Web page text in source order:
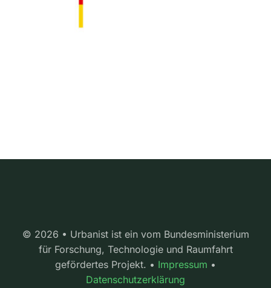
© 2026 • Urbanist ist ein vom Bundesministerium
für Forschung, Technologie und Raumfahrt
gefördertes Projekt. • Impressum •
Datenschutzerklärung